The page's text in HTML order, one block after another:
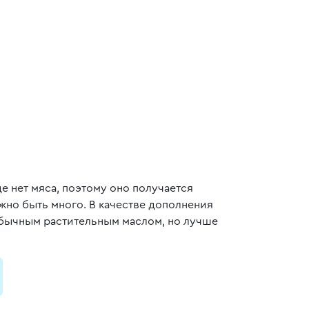
нет мяса, поэтому оно получается
быть много. В качестве дополнения
растительным маслом, но лучше